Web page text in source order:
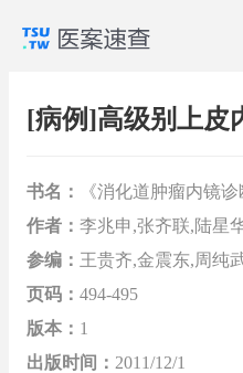
[病例]高级别上
书名：
《消化道肿瘤内镜诊
作者： 李兆申,张齐联,陆星
参编： 王贵齐,金震东,周纯
页码： 494-495
版本： 1
出版时间： 2011/12/1